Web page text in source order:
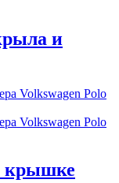
и
крышке